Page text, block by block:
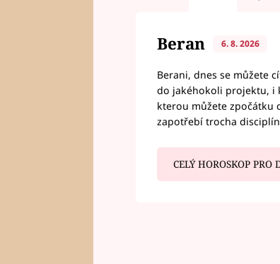
Beran 6. 8. 2026
Berani, dnes se můžete
do jakéhokoli projektu, i
kterou můžete zpočátku
zapotřebí trocha
CELÝ HOROSKOP PRO